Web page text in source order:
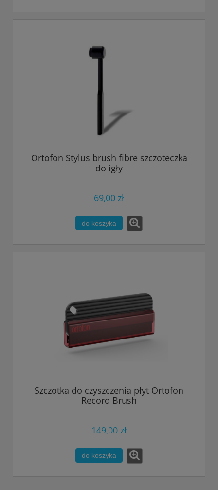
Ortofon Stylus brush fibre szczoteczka
do igły
69,00 zł
do koszyka
Szczotka do czyszczenia płyt Ortofon
Record Brush
149,00 zł
do koszyka